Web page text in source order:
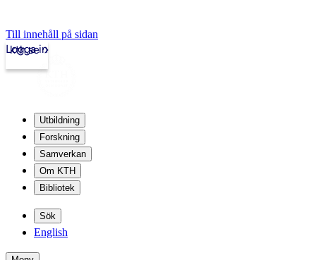
Till innehåll på sidan
kth.se
Logga in
Utbildning
Forskning
Samverkan
Om KTH
Bibliotek
Sök
English